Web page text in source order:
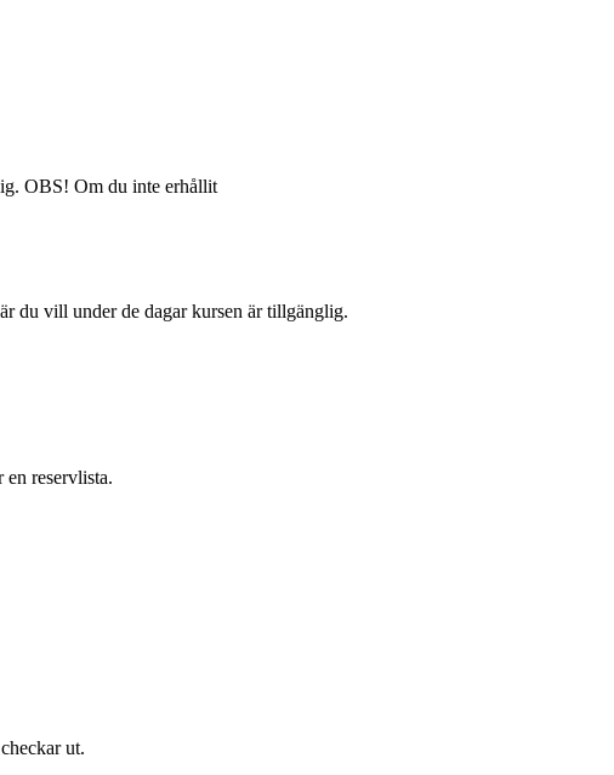
OBS! Om du inte erhållit
du vill under de dagar kursen är tillgänglig.
en reservlista.
ut.